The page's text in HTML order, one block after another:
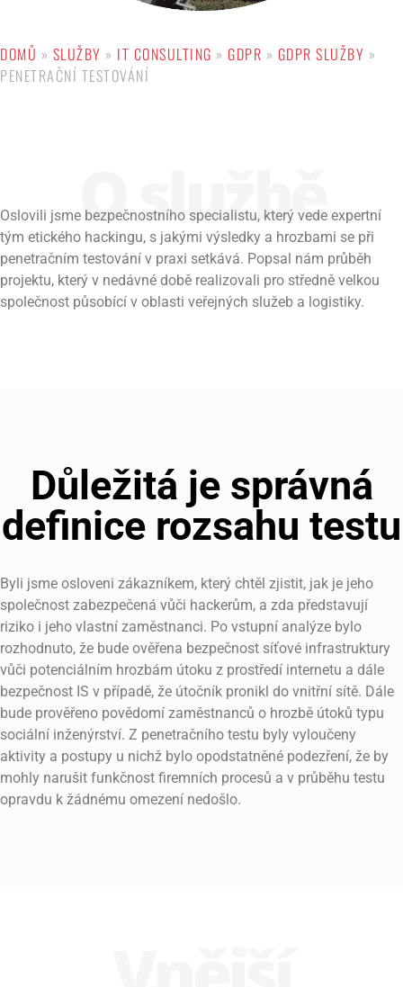
DOMŮ » SLUŽBY » IT CONSULTING » GDPR » GDPR SLUŽBY »
PENETRAČNÍ TESTOVÁNÍ
O službě
Oslovili jsme bezpečnostního specialistu, který vede expertní
tým etického hackingu, s jakými výsledky a hrozbami se při
penetračním testování v praxi setkává. Popsal nám průběh
projektu, který v nedávné době realizovali pro středně velkou
společnost působící v oblasti veřejných služeb a logistiky.
Důležitá je správná
definice rozsahu testu
Byli jsme osloveni zákazníkem, který chtěl zjistit, jak je jeho
společnost zabezpečená vůči hackerům, a zda představují
riziko i jeho vlastní zaměstnanci. Po vstupní analýze bylo
rozhodnuto, že bude ověřena bezpečnost síťové infrastruktury
vůči potenciálním hrozbám útoku z prostředí internetu a dále
bezpečnost IS v případě, že útočník pronikl do vnitřní sítě. Dále
bude prověřeno povědomí zaměstnanců o hrozbě útoků typu
sociální inženýrství. Z penetračního testu byly vyloučeny
aktivity a postupy u nichž bylo opodstatněné podezření, že by
mohly narušit funkčnost firemních procesů a v průběhu testu
opravdu k žádnému omezení nedošlo.